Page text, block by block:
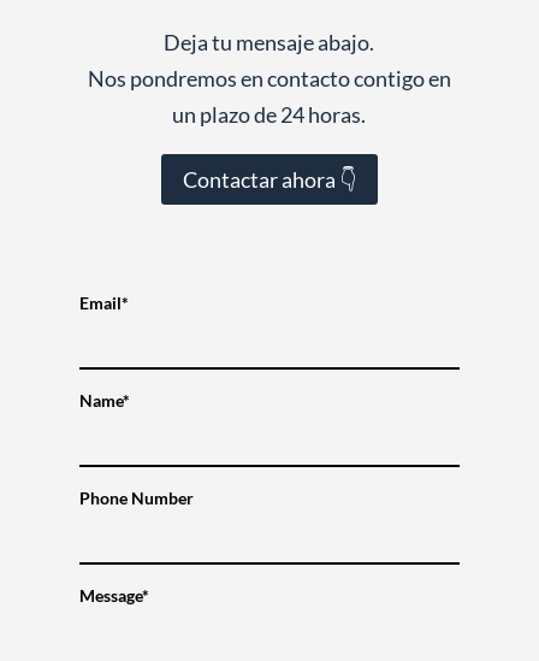
Deja tu mensaje abajo.
Nos pondremos en contacto contigo en
un plazo de 24 horas.
Contactar ahora 👇
Email*
Name*
Phone Number
Message*